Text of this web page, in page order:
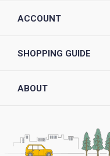
ACCOUNT
SHOPPING GUIDE
ABOUT